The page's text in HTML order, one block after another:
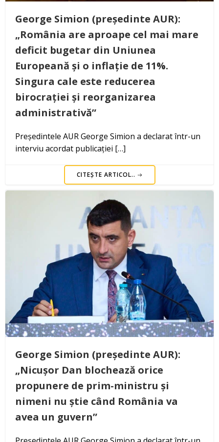
George Simion (președinte AUR):
„România are aproape cel mai mare
deficit bugetar din Uniunea
Europeană și o inflație de 11%.
Singura cale este reducerea
birocrației și reorganizarea
administrativă”
Președintele AUR George Simion a declarat într-un
interviu acordat publicației […]
CITEȘTE ARTICOL..
George Simion (președinte AUR):
„Nicușor Dan blochează orice
propunere de prim-ministru și
nimeni nu știe când România va
avea un guvern”